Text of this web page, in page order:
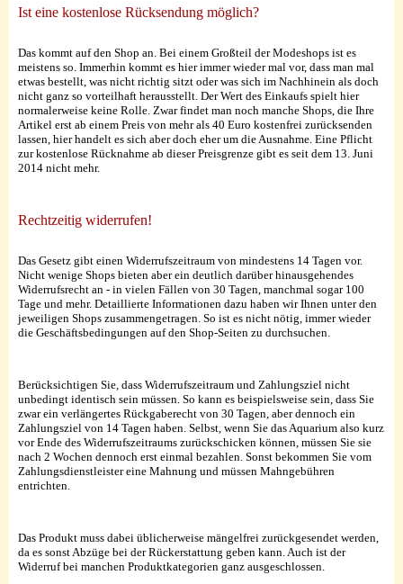
Ist eine kostenlose Rücksendung möglich?
Das kommt auf den Shop an. Bei einem Großteil der Modeshops ist es
meistens so. Immerhin kommt es hier immer wieder mal vor, dass man mal
etwas bestellt, was nicht richtig sitzt oder was sich im Nachhinein als doch
nicht ganz so vorteilhaft herausstellt. Der Wert des Einkaufs spielt hier
normalerweise keine Rolle. Zwar findet man noch manche Shops, die Ihre
Artikel erst ab einem Preis von mehr als 40 Euro kostenfrei zurücksenden
lassen, hier handelt es sich aber doch eher um die Ausnahme. Eine Pflicht
zur kostenlose Rücknahme ab dieser Preisgrenze gibt es seit dem 13. Juni
2014 nicht mehr.
Rechtzeitig widerrufen!
Das Gesetz gibt einen Widerrufszeitraum von mindestens 14 Tagen vor.
Nicht wenige Shops bieten aber ein deutlich darüber hinausgehendes
Widerrufsrecht an - in vielen Fällen von 30 Tagen, manchmal sogar 100
Tage und mehr. Detaillierte Informationen dazu haben wir Ihnen unter den
jeweiligen Shops zusammengetragen. So ist es nicht nötig, immer wieder
die Geschäftsbedingungen auf den Shop-Seiten zu durchsuchen.
Berücksichtigen Sie, dass Widerrufszeitraum und Zahlungsziel nicht
unbedingt identisch sein müssen. So kann es beispielsweise sein, dass Sie
zwar ein verlängertes Rückgaberecht von 30 Tagen, aber dennoch ein
Zahlungsziel von 14 Tagen haben. Selbst, wenn Sie das Aquarium also kurz
vor Ende des Widerrufszeitraums zurückschicken können, müssen Sie sie
nach 2 Wochen dennoch erst einmal bezahlen. Sonst bekommen Sie vom
Zahlungsdienstleister eine Mahnung und müssen Mahngebühren
entrichten.
Das Produkt muss dabei üblicherweise mängelfrei zurückgesendet werden,
da es sonst Abzüge bei der Rückerstattung geben kann. Auch ist der
Widerruf bei manchen Produktkategorien ganz ausgeschlossen.